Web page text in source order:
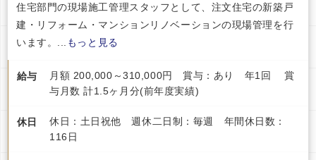
住宅部門の現場施工管理スタッフとして、注文住宅の新築戸
建・リフォーム・マンションリノベーションの現場管理を行
います。...
もっと見る
給与
月額 200,000～310,000円 賞与：あり 年1回 賞
与月数 計1.5ヶ月分(前年度実績)
休日
休日：土日祝他 週休二日制：毎週 年間休日数：
116日